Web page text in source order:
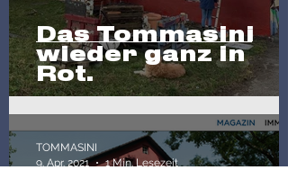
Das Tommasini
wieder ganz in
Rot.
TOMMASINI
9. Apr. 2021
1 Min. Lesezeit